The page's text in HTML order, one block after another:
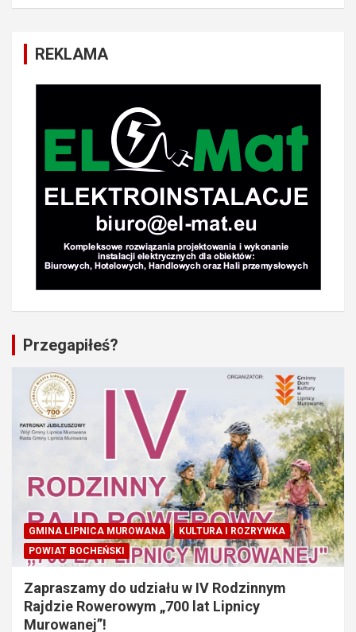
REKLAMA
Przegapiłeś?
GMINA LIPNICA MUROWANA
KULTURA I ROZRYWKA
POWIAT BOCHEŃSKI
Zapraszamy do udziału w IV Rodzinnym
Rajdzie Rowerowym „700 lat Lipnicy
Murowanej”!